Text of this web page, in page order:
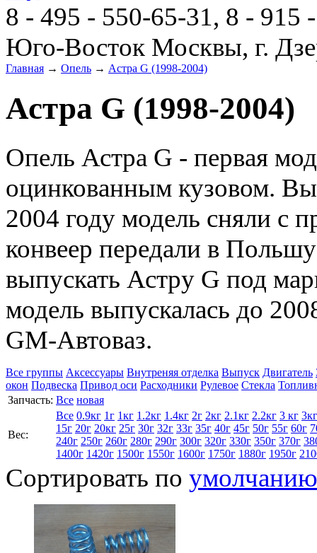
8 - 495 - 550-65-31, 8 - 915
Юго-Восток Москвы, г.
Главная → Опель → Астра G (1998-2004)
Астра G (1998-2004)
Опель Астра G - первая
оцинкованным кузовом.
2004 году модель сняли с
конвеер передали в
выпускать Астру G под
модель выпускалась до
GM-Автоваз.
Все группы Аксессуары Внутреняя отделка Выпуск Двигатель
окон Подвеска Привод оси Расходники Рулевое Стекла
Запчасть: Все новая
Вес:
Все 0.9кг 1г 1кг 1.2кг 1.4кг 2г 2кг 2.1кг 2.2кг 3 кг 3кг
15г 20г 20кг 25г 30г 32г 33г 35г 40г 45г 50г 55г 60г
240г 250г 260г 280г 290г 300г 320г 330г 350г 370г
1400г 1420г 1500г 1550г 1600г 1750г 1880г 1950г
Сортировать по умолчанию